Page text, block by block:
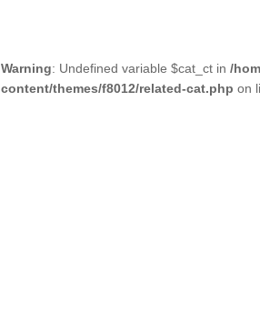
Warning: Undefined variable $cat_ct in /
content/themes/f8012/related-cat.php on